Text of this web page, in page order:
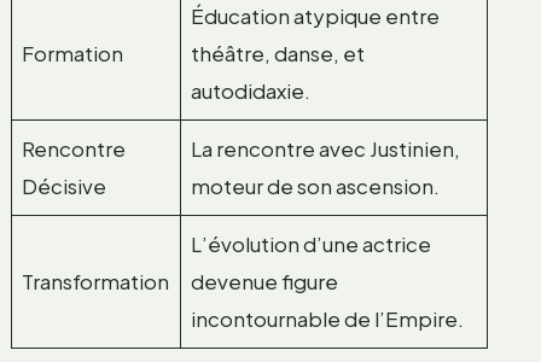
Formation
Éducation atypique entre
théâtre, danse, et
autodidaxie.
Rencontre
Décisive
La rencontre avec Justinien,
moteur de son ascension.
Transformation
L’évolution d’une actrice
devenue figure
incontournable de l’Empire.